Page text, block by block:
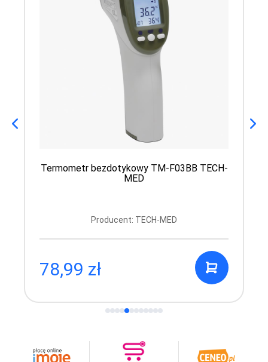
Termometr bezdotykowy TM-F03BB TECH-
MED
Producent: TECH-MED
78,99 zł